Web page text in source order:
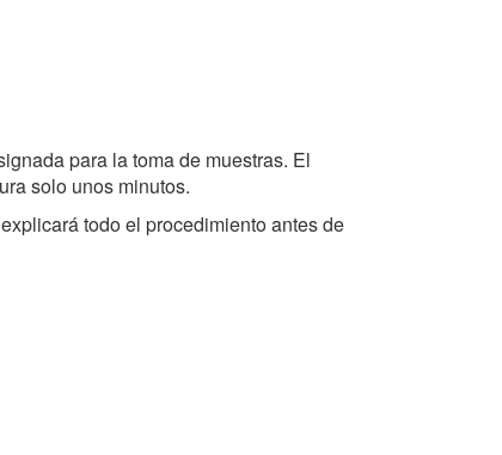
para la toma de muestras. El
solo unos minutos.
todo el procedimiento antes de